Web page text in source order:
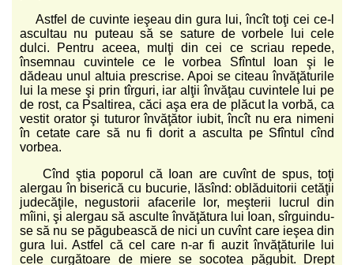
Astfel de cuvinte ieşeau din gura lui, încît toţi cei ce-l
ascultau nu puteau să se sature de vorbele lui cele
dulci. Pentru aceea, mulţi din cei ce scriau repede,
însemnau cuvintele ce le vorbea Sfîntul Ioan şi le
dădeau unul altuia prescrise. Apoi se citeau învăţăturile
lui la mese şi prin tîrguri, iar alţii învăţau cuvintele lui pe
de rost, ca Psaltirea, căci aşa era de plăcut la vorbă, ca
vestit orator şi tuturor învăţător iubit, încît nu era nimeni
în cetate care să nu fi dorit a asculta pe Sfîntul cînd
vorbea.
Cînd ştia poporul că Ioan are cuvînt de spus, toţi
alergau în biserică cu bucurie, lăsînd: oblăduitorii cetăţii
judecăţile, negustorii afacerile lor, meşterii lucrul din
mîini, şi alergau să asculte învăţătura lui Ioan, sîrguindu-
se să nu se păgubească de nici un cuvînt care ieşea din
gura lui. Astfel că cel care n-ar fi auzit învăţăturile lui
cele curgătoare de miere se socotea păgubit. Drept